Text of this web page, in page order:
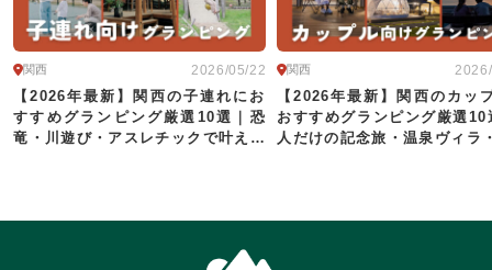
2026/05/22
関西
【2026年最新】関西の子連れにお
すすめグランピング厳選10選｜恐
竜・川遊び・アスレチックで叶える
関西
【2026年最新】関西のカッ
おすすめグランピング厳選10
人だけの記念旅・温泉ヴィラ